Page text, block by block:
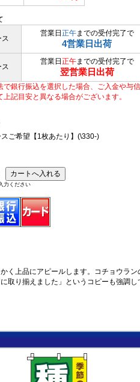
ス
営業日 正午までの受付完了で
4営業日出荷
ス
営業日 正午までの受付完了で
翌営業日出荷
銀行振込を選択した場合、ご入金や与
上記目安と異なる場合がございます。
ご希望【1枚あたり】(\330-)
力ください
く上品にアピールします。コチョウラ
取り揃えました」というコピーも強調し